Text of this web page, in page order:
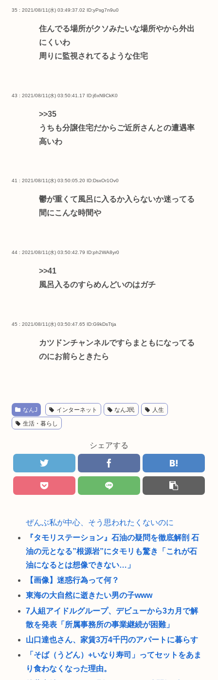
35 : 2021/08/11(水) 03:49:37.02 ID:yPsg7n9u0
住んでる場所がクソみたいな場所やから外出
にくいわ
周りに監視されてるような住宅
43 : 2021/08/11(水) 03:50:41.17 ID:j6xN9CkK0
>>35
うちも分譲住宅だからご近所さんとの遭遇率
高いわ
41 : 2021/08/11(水) 03:50:05.20 ID:DsxOr1Ov0
鬱が重くて風呂に入るか入らないか迷ってる
間にこんな時間や
44 : 2021/08/11(水) 03:50:42.79 ID:ph2WA8yr0
>>41
風呂入るのすらめんどいのはガチ
45 : 2021/08/11(水) 03:50:47.65 ID:G9kDsTtja
カツドンチャンネルですらまともになってる
のにお前らときたら
なんJ インターネット なんJ民 人生
生活・暮らし
シェアする
ぜんぶ私が中心、そう思われたくないのに
『タモリステーション』石油の疑問を徹底解剖 石
油の元となる”根源岩”にタモリも驚き「これが石
油になるとは想像できない…」
【画像】迷惑行為って何？
東海の大自然に逝きたい男の子www
7人組アイドルグループ、デビューから3カ月で解
散を発表「所属事務所の事業継続が困難」
山口達也さん、家賃3万4千円のアパートに暮らす
「そば（うどん）+いなり寿司」ってセットをあま
り食わなくなった理由。